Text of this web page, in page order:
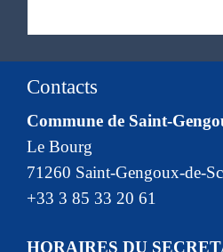
Contacts
Commune de Saint-
Le Bourg
71260 Saint-Gengoux-de-
+33 3 85 33 20 61
HORAIRES DU